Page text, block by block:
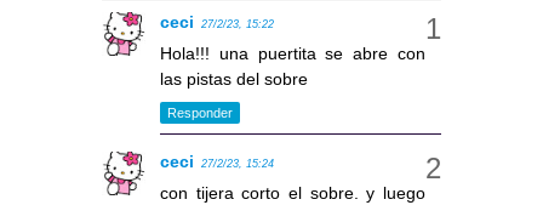
ceci 27/2/23, 15:22
Hola!!! una puertita se abre con
las pistas del sobre
Responder
ceci 27/2/23, 15:24
con tijera corto el sobre. y luego